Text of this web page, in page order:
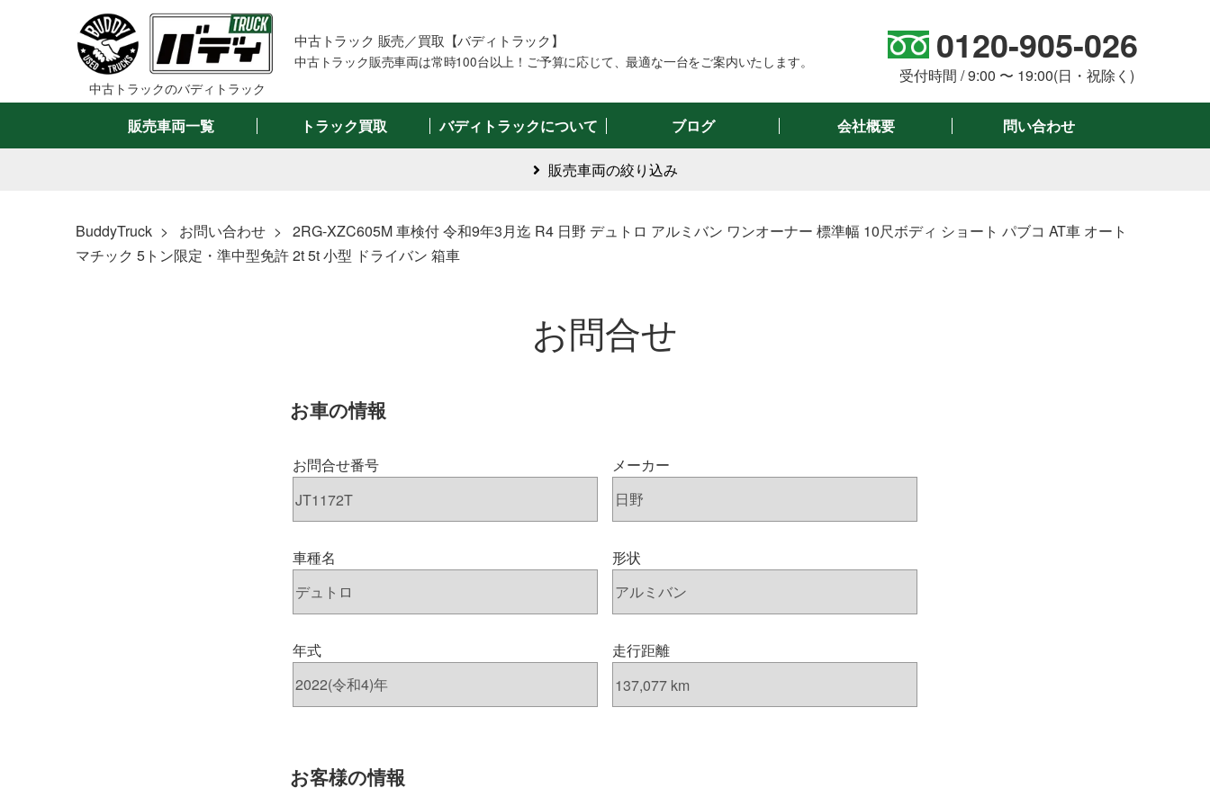
中古トラックのバディトラック
中古トラック 販売／買取【バディトラック】
中古トラック販売車両は常時100台以上！ご予算に応じて、最適な一台をご案内いたします。 0120-905-026
受付時間 / 9:00 〜 19:00(日・祝除く)
販売車両一覧 トラック買取 バディトラックについて ブログ 会社概要 問い合わせ
サイズで絞る
販売車両の絞り込み
BuddyTruck お問い合わせ
2RG-XZC605M 車検付 令和9年3月迄 R4 日野 デュトロ アルミバン ワンオーナー 標準幅 10尺ボディ ショート パブコ AT車 オート
マチック 5トン限定・準中型免許 2t 5t 小型 ドライバン 箱車
お問合せ
お車の情報
お問合せ番号 メーカー
車種名 形状
年式 走行距離
お客様の情報